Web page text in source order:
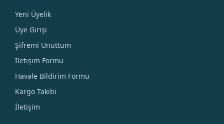
Yeni Üyelik
Üye Girişi
Şifremi Unuttum
İletişim Formu
Havale Bildirim Formu
Kargo Takibi
İletişim